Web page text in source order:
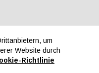
Bereich
um
Website durch
Richtlinie